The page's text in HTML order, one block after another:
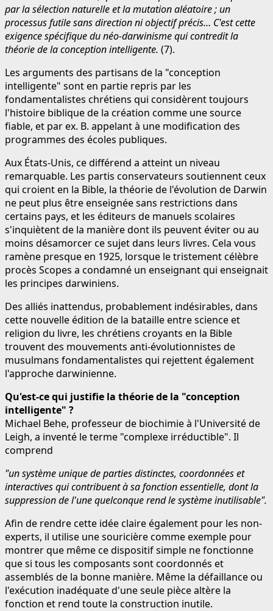
par la sélection naturelle et la mutation aléatoire ; un
processus futile sans direction ni objectif précis… C'est cette
exigence spécifique du néo-darwinisme qui contredit la
théorie de la conception intelligente. (7).
Les arguments des partisans de la "conception
intelligente" sont en partie repris par les
fondamentalistes chrétiens qui considèrent toujours
l'histoire biblique de la création comme une source
fiable, et par ex. B. appelant à une modification des
programmes des écoles publiques.
Aux États-Unis, ce différend a atteint un niveau
remarquable. Les partis conservateurs soutiennent ceux
qui croient en la Bible, la théorie de l'évolution de Darwin
ne peut plus être enseignée sans restrictions dans
certains pays, et les éditeurs de manuels scolaires
s'inquiètent de la manière dont ils peuvent éviter ou au
moins désamorcer ce sujet dans leurs livres. Cela vous
ramène presque en 1925, lorsque le tristement célèbre
procès Scopes a condamné un enseignant qui enseignait
les principes darwiniens.
Des alliés inattendus, probablement indésirables, dans
cette nouvelle édition de la bataille entre science et
religion du livre, les chrétiens croyants en la Bible
trouvent des mouvements anti-évolutionnistes de
musulmans fondamentalistes qui rejettent également
l'approche darwinienne.
Qu'est-ce qui justifie la théorie de la "conception
intelligente" ?
Michael Behe, professeur de biochimie à l'Université de
Leigh, a inventé le terme "complexe irréductible". Il
comprend
"un système unique de parties distinctes, coordonnées et
interactives qui contribuent à sa fonction essentielle, dont la
suppression de l'une quelconque rend le système inutilisable".
Afin de rendre cette idée claire également pour les non-
experts, il utilise une souricière comme exemple pour
montrer que même ce dispositif simple ne fonctionne
que si tous les composants sont coordonnés et
assemblés de la bonne manière. Même la défaillance ou
l'exécution inadéquate d'une seule pièce altère la
fonction et rend toute la construction inutile.